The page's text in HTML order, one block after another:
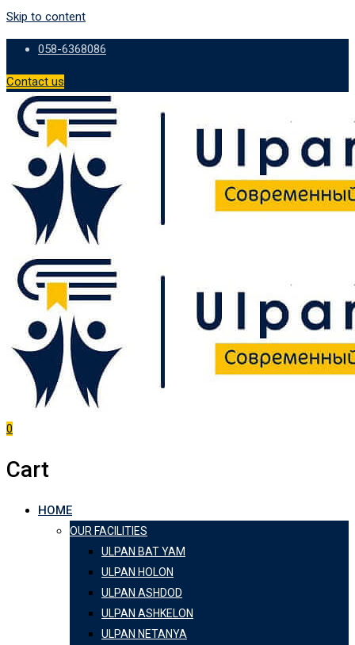
Skip to content
058-6368086
Contact us
0
Cart
HOME
OUR FACILITIES
ULPAN BAT YAM
ULPAN HOLON
ULPAN ASHDOD
ULPAN ASHKELON
ULPAN NETANYA